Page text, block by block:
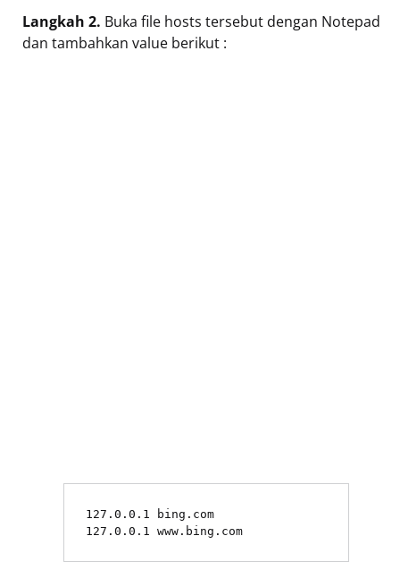
Langkah 2. Buka file hosts tersebut dengan Notepad
dan tambahkan value berikut :
127.0.0.1 bing.com
127.0.0.1 www.bing.com